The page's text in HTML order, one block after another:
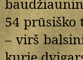
54 prūsiško
– virš